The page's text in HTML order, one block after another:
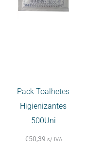
Pack Toalhetes
Higienizantes
500Uni
€50,39 s/ IVA